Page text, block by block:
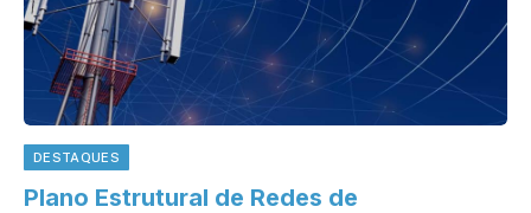
DESTAQUES
Plano Estrutural de Redes de